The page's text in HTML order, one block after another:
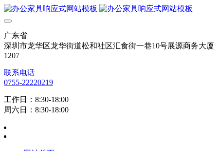
广东省
深圳市龙华区龙华街道松和社区汇食街一巷10号展源商务大厦
1207
联系电话
0755-22220219
工作日：8:30-18:00
周六日：8:30-18:00